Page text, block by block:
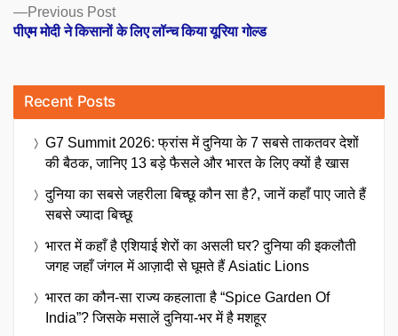
Previous PostPrevious
post:
पीएम मोदी ने किसानों के लिए लॉन्च किया यूरिया गोल्ड
Recent Posts
G7 Summit 2026: फ्रांस में दुनिया के 7 सबसे ताकतवर देशों
की बैठक, जानिए 13 बड़े फैसले और भारत के लिए क्यों है खास
दुनिया का सबसे जहरीला बिच्छू कौन सा है?, जानें कहाँ पाए जाते हैं
सबसे ज्यादा बिच्छू
भारत में कहाँ है एशियाई शेरों का असली घर? दुनिया की इकलौती
जगह जहाँ जंगल में आज़ादी से घूमते हैं Asiatic Lions
भारत का कौन-सा राज्य कहलाता है “Spice Garden Of
India”? जिसके मसालें दुनिया-भर में है मशहूर